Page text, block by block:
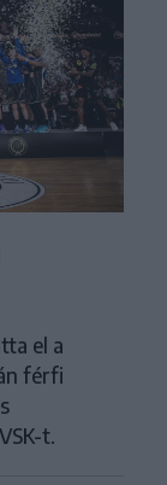
el a
férfi
t.